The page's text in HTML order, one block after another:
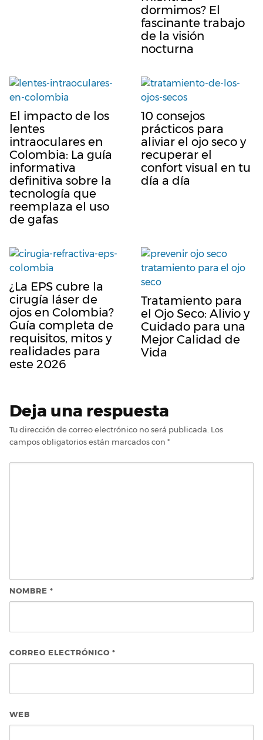
dormimos? El
fascinante trabajo
de la visión
nocturna
El impacto de los
lentes
intraoculares en
Colombia: La guía
informativa
definitiva sobre la
tecnología que
reemplaza el uso
de gafas
10 consejos
prácticos para
aliviar el ojo seco y
recuperar el
confort visual en tu
día a día
¿La EPS cubre la
cirugía láser de
ojos en Colombia?
Guía completa de
requisitos, mitos y
realidades para
este 2026
Tratamiento para
el Ojo Seco: Alivio y
Cuidado para una
Mejor Calidad de
Vida
Deja una respuesta
Tu dirección de correo electrónico no será publicada. Los
campos obligatorios están marcados con *
NOMBRE *
CORREO ELECTRÓNICO *
WEB